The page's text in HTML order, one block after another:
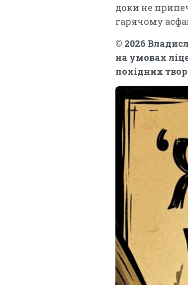
доки не
гарячому
© 2026
на умовах
похідних